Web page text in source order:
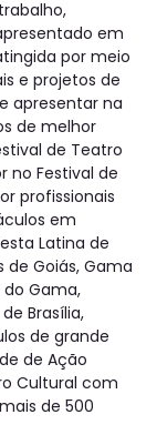
em
por meio
e projetos de
apresentar na
de melhor
de Teatro
no Festival de
profissionais
em
Latina de
de Goiás, Gama
do Gama,
Brasília,
de grande
de Ação
Cultural com
de 500